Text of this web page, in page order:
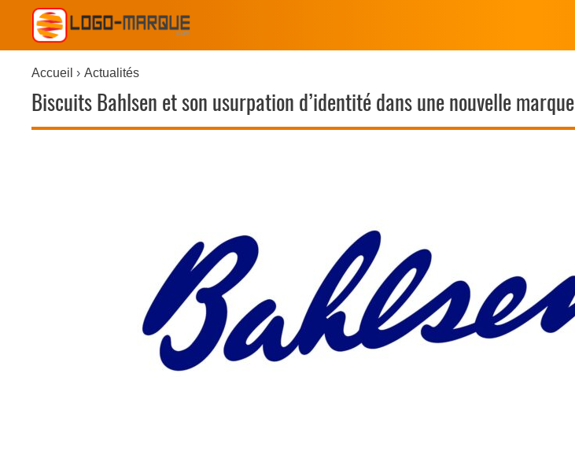
Accueil Actualités
Biscuits Bahlsen et son usurpation d’identité dans une nouvelle marque